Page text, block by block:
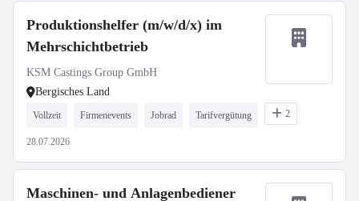
Produktionshelfer (m/w/d/x) im
Mehrschichtbetrieb
KSM Castings Group GmbH
Bergisches Land
Vollzeit Firmenevents Jobrad Tarifvergütung 2
28.07.2026
Maschinen- und Anlagenbediener